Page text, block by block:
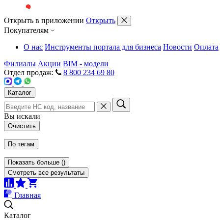
Открыть в приложении Открыть
Покупателям
О нас Инструменты портала для бизнеса Новости Оплата
Филиалы Акции BIM - модели
Отдел продаж:
8 800 234 69 80
Каталог
Вы искали
Очистить
По тегам
Показать больше ()
Смотреть все результаты
Главная
Каталог